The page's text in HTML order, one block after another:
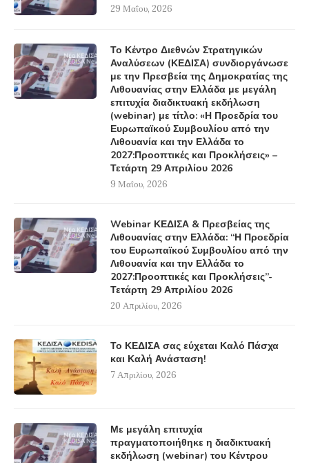
29 Μαΐου, 2026
Το Κέντρο Διεθνών Στρατηγικών
Αναλύσεων (ΚΕΔΙΣΑ) συνδιοργάνωσε
με την Πρεσβεία της Δημοκρατίας της
Λιθουανίας στην Ελλάδα με μεγάλη
επιτυχία διαδικτυακή εκδήλωση
(webinar) με τίτλο: «Η Προεδρία του
Ευρωπαϊκού Συμβουλίου από την
Λιθουανία και την Ελλάδα το
2027:Προοπτικές και Προκλήσεις» –
Τετάρτη 29 Απριλίου 2026
9 Μαΐου, 2026
Webinar ΚΕΔΙΣΑ & Πρεσβείας της
Λιθουανίας στην Ελλάδα: “Η Προεδρία
του Ευρωπαϊκού Συμβουλίου από την
Λιθουανία και την Ελλάδα το
2027:Προοπτικές και Προκλήσεις”-
Τετάρτη 29 Απριλίου 2026
20 Απριλίου, 2026
Το ΚΕΔΙΣΑ σας εύχεται Καλό Πάσχα
και Καλή Ανάσταση!
7 Απριλίου, 2026
Με μεγάλη επιτυχία
πραγματοποιήθηκε η διαδικτυακή
εκδήλωση (webinar) του Κέντρου